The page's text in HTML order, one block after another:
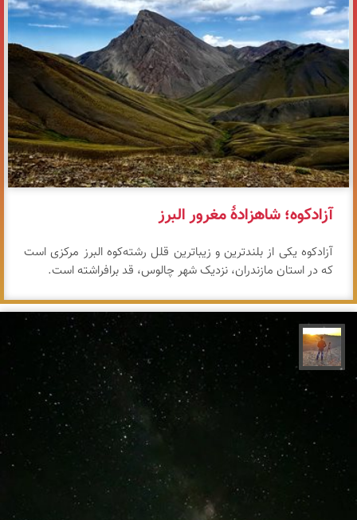
آزادکوه؛ شاهزادهٔ مغرور البرز
آزادکوه یکی از بلندترین و زیباترین قلل رشته‌کوه البرز مرکزی است
که در استان مازندران، نزدیک شهر چالوس، قد برافراشته است.
مهدی مخلصیان